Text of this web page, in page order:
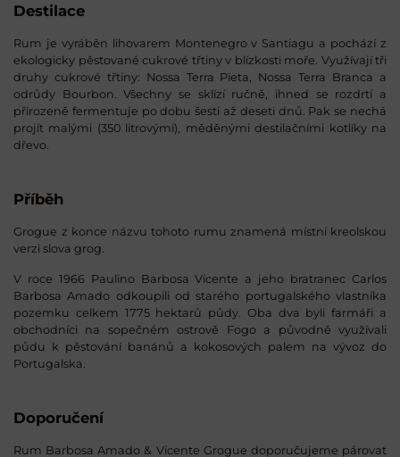
Destilace
Rum je vyráběn lihovarem Montenegro v Santiagu a pochází z
ekologicky pěstované cukrové třtiny v blízkosti moře. Využívají tři
druhy cukrové třtiny: Nossa Terra Pieta, Nossa Terra Branca a
odrůdy Bourbon. Všechny se sklízí ručně, ihned se rozdrtí a
přirozeně fermentuje po dobu šesti až deseti dnů. Pak se nechá
projít malými (350 litrovými), měděnými destilačními kotlíky na
dřevo.
Příběh
Grogue z konce názvu tohoto rumu znamená místní kreolskou
verzi slova grog.
V roce 1966 Paulino Barbosa Vicente a jeho bratranec Carlos
Barbosa Amado odkoupili od starého portugalského vlastníka
pozemku celkem 1775 hektarů půdy. Oba dva byli farmáři a
obchodníci na sopečném ostrově Fogo a původně využívali
půdu k pěstování banánů a kokosových palem na vývoz do
Portugalska.
Doporučení
Rum Barbosa Amado & Vicente Grogue doporučujeme párovat